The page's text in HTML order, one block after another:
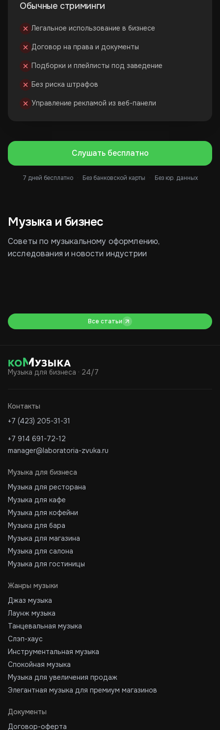
Обычные стриминги
Легальное использование в бизнесе
Договор на права и документы
Подборки и плейлисты под заведение
Без риска штрафов
Управление рекламой из веб-панели
Слушать бесплатно
7 дней бесплатно · Без банковской карты · Без юр. данных
Музыка и бизнес
Советы по музыкальному оформлению,
исследования и новости индустрии
Все статьи
Музыка для бизнеса · 24/7
Контакты
+7 (423) 205-31-31
+7 914 691-72-12
manager@laboratoria-zvuka.ru
Музыка для бизнеса
Музыка для ресторана
Музыка для кафе
Музыка для кофейни
Музыка для бара
Музыка для магазина
Музыка для салона
Музыка для гостиницы
Жанры музыки
Джаз музыка
Лаунж музыка
Танцевальная музыка
Слэп-хаус
Инструментальная музыка
Спокойная музыка
Музыка для увеличения продаж
Элегантная музыка для премиум магазинов
Документы
Договор-оферта